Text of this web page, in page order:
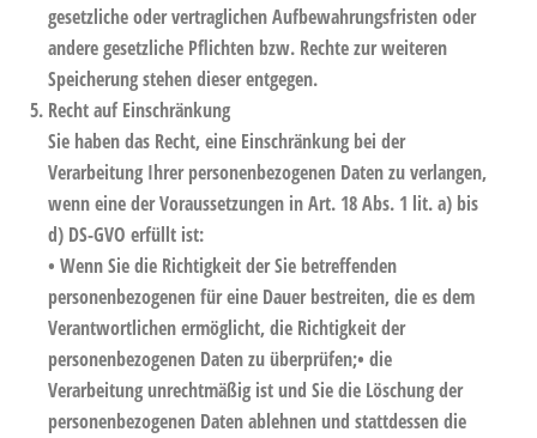
gesetzliche oder vertraglichen Aufbewahrungsfristen oder
andere gesetzliche Pflichten bzw. Rechte zur weiteren
Speicherung stehen dieser entgegen.
Recht auf Einschränkung
Sie haben das Recht, eine Einschränkung bei der
Verarbeitung Ihrer personenbezogenen Daten zu verlangen,
wenn eine der Voraussetzungen in Art. 18 Abs. 1 lit. a) bis
d) DS-GVO erfüllt ist:
• Wenn Sie die Richtigkeit der Sie betreffenden
personenbezogenen für eine Dauer bestreiten, die es dem
Verantwortlichen ermöglicht, die Richtigkeit der
personenbezogenen Daten zu überprüfen;• die
Verarbeitung unrechtmäßig ist und Sie die Löschung der
personenbezogenen Daten ablehnen und stattdessen die